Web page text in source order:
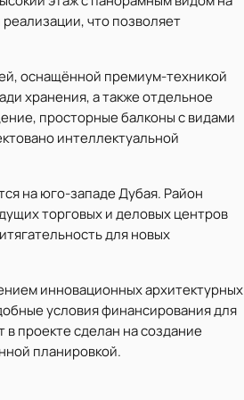
что позволяет
оснащённой премиум-техникой
хранения, а также отдельное
просторные балконы с видами
интеллектуальной
на юго-западе Дубая. Район
торговых и деловых центров
для новых
инновационных архитектурных
условия финансирования для
проекте сделан на создание
планировкой.